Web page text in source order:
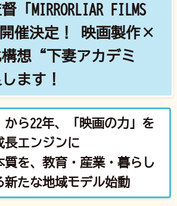
「MIRRORLIAR FILMS
開催決定！ 映画製作×
想“下妻アカデミ
ます！
から22年、「映画の力」を
長エンジンに
質を、教育・産業・暮らし
新たな地域モデル始動